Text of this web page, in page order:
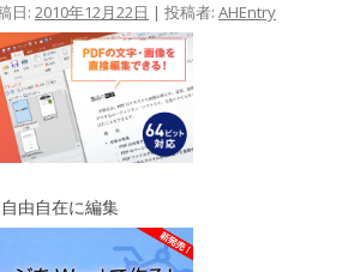
日: 2010年12月22日 | 投稿者: AHEntry
由自在に編集